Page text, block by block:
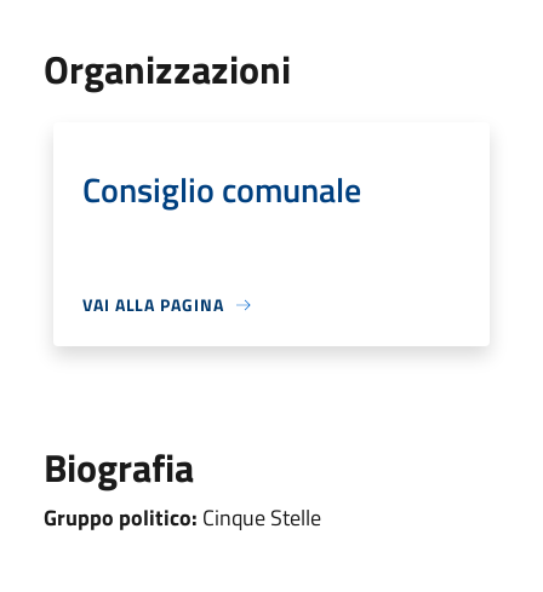
Organizzazioni
Consiglio comunale
VAI ALLA PAGINA
Biografia
Gruppo politico: Cinque Stelle